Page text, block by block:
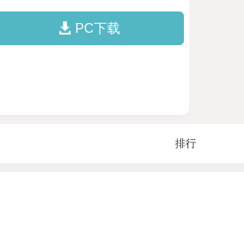
PC下载
排行